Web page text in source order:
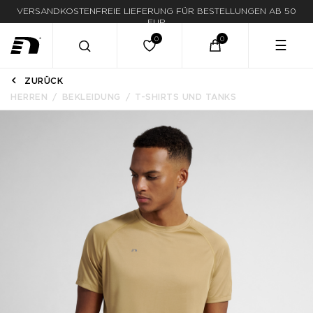
LIEFERUNG IN 1-3 WERKTAGEN
☰
ZURÜCK
HERREN
BEKLEIDUNG T-SHIRTS UND TANKS